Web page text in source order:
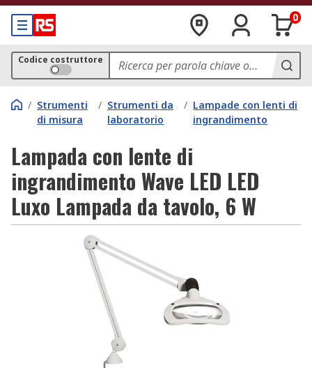
0
Codice costruttore
/ Strumenti
di misura
/ Strumenti da
laboratorio
/ Lampade con lenti di
ingrandimento
Lampada con lente di
ingrandimento Wave LED LED
Luxo Lampada da tavolo, 6 W